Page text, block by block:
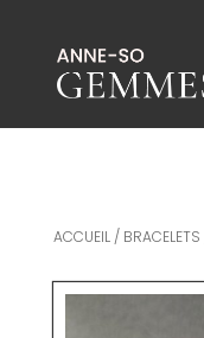
ACCUEIL/ BRACELETS